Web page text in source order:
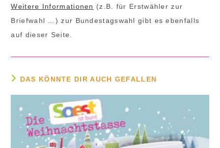
Weitere Informationen (z.B. für Erstwähler zur
Briefwahl …) zur Bundestagswahl gibt es ebenfalls
auf dieser Seite.
DAS KÖNNTE DIR AUCH GEFALLEN